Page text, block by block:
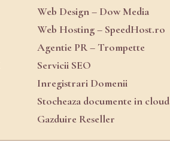
Web Design – Dow Media
Web Hosting – SpeedHost.ro
Agentie PR – Trompette
Servicii SEO
Inregistrari Domenii
Stocheaza documente in cloud
Gazduire Reseller